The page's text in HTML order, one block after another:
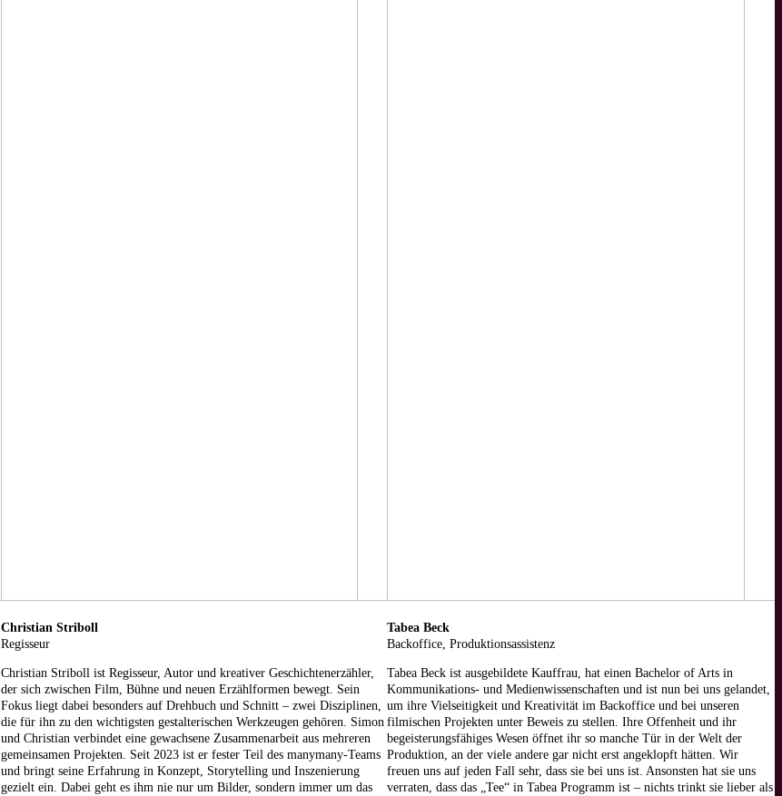
Christian Striboll
Regisseur
Christian Striboll ist Regisseur, Autor und kreativer Geschichtenerzähler,
der sich zwischen Film, Bühne und neuen Erzählformen bewegt. Sein
Fokus liegt dabei besonders auf Drehbuch und Schnitt – zwei Disziplinen,
die für ihn zu den wichtigsten gestalterischen Werkzeugen gehören. Simon
und Christian verbindet eine gewachsene Zusammenarbeit aus mehreren
gemeinsamen Projekten. Seit 2023 ist er fester Teil des manymany-Teams
und bringt seine Erfahrung in Konzept, Storytelling und Inszenierung
gezielt ein. Dabei geht es ihm nie nur um Bilder, sondern immer um das
Tabea Beck
Backoffice, Produktionsassistenz
Tabea Beck ist ausgebildete Kauffrau, hat einen Bachelor of Arts in
Kommunikations- und Medienwissenschaften und ist nun bei uns gelandet,
um ihre Vielseitigkeit und Kreativität im Backoffice und bei unseren
filmischen Projekten unter Beweis zu stellen. Ihre Offenheit und ihr
begeisterungsfähiges Wesen öffnet ihr so manche Tür in der Welt der
Produktion, an der viele andere gar nicht erst angeklopft hätten. Wir
freuen uns auf jeden Fall sehr, dass sie bei uns ist. Ansonsten hat sie uns
verraten, dass das „Tee“ in Tabea Programm ist – nichts trinkt sie lieber als